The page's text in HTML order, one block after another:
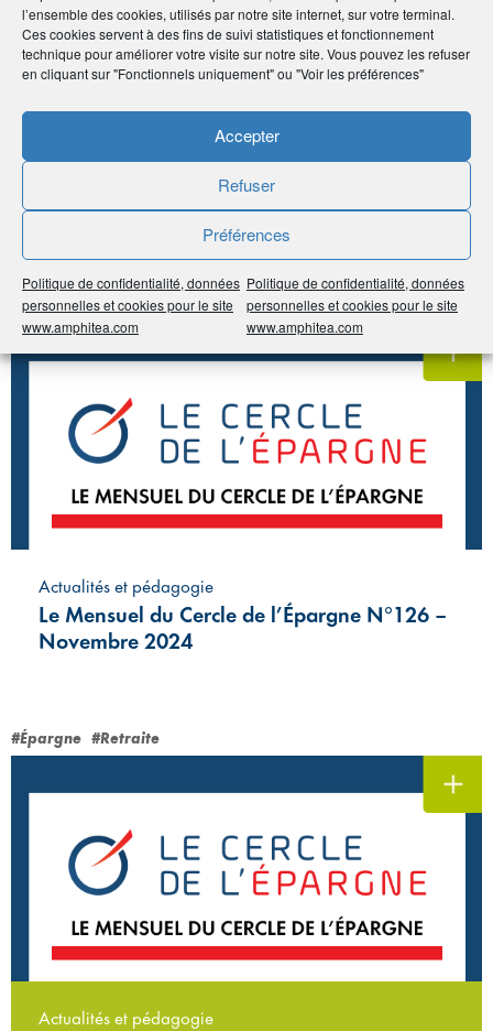
l’ensemble des cookies, utilisés par notre site internet, sur votre terminal.
Ces cookies servent à des fins de suivi statistiques et fonctionnement
technique pour améliorer votre visite sur notre site. Vous pouvez les refuser
en cliquant sur "Fonctionnels uniquement" ou "Voir les préférences"
Accepter
Refuser
Préférences
Politique de confidentialité, données
personnelles et cookies pour le site
www.amphitea.com
Politique de confidentialité, données
personnelles et cookies pour le site
www.amphitea.com
Noter 5/5 4votes
Imprimer
Partager
À voir surle même
sujet
#Épargne #Retraite
Actualités et pédagogie
Le Mensuel du Cercle de l’Épargne N°126 –
Novembre 2024
#Épargne #Retraite
Actualités et pédagogie